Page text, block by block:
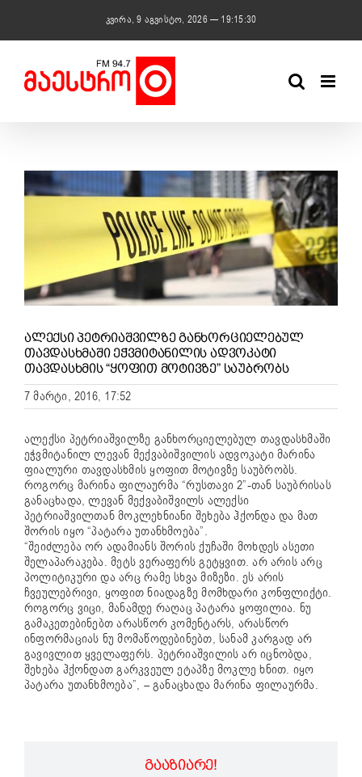
content
კვირა, 9 აგვისტო, 2026 — 19:15:30
View
Larger
ᲐᲚᲔᲥᲡᲘ ᲞᲔᲢᲠᲘᲐᲨᲕᲘᲚᲖᲔ ᲒᲐᲜᲮᲝᲠᲪᲘᲔᲚᲔᲑᲣᲚ
ᲗᲐᲕᲓᲐᲡᲮᲛᲐᲨᲘ ᲔᲭᲕᲛᲘᲢᲐᲜᲘᲚᲘᲡ ᲐᲓᲕᲝᲙᲐᲢᲘ
ᲗᲐᲕᲓᲐᲡᲮᲛᲘᲡ “ᲧᲝᲤᲘᲗ ᲛᲝᲢᲘᲕᲖᲔ” ᲡᲐᲣᲑᲠᲝᲑᲡ
7 მარტი, 2016, 17:52
ალექსი პეტრიაშვილზე განხორციელებულ თავდასხმაში
ეჭვმიტანილ ლევან მექვაბიშვილის ადვოკატი მარინა
ფიალური თავდასხმის ყოფით მოტივზე საუბრობს.
როგორც მარინა ფილაურმა “რუსთავი 2”-თან საუბრისას
განაცხადა, ლევან მექვაბიშვილს ალექსი
პეტრიაშვილთან მოკლეხნიანი შეხება ჰქონდა და მათ
შორის იყო “პატარა უთანხმოება”.
“შეიძლება ორ ადამიანს შორის ქუჩაში მოხდეს ასეთი
შელაპარაკება. მეტს ვერაფერს გეტყვით. არ არის არც
პოლიტიკური და არც რამე სხვა მიზეზი. ეს არის
ჩვეულებრივი, ყოფით ნიადაგზე მომხდარი კონფლიქტი.
როგორც ვიცი, მანამდე რაღაც პატარა ყოფილია. ნუ
გამაკეთებინებთ არასწორ კომენტარს, არასწორ
ინფორმაციას ნუ მომაწოდებინებთ, სანამ კარგად არ
გავივლით ყველაფერს. პეტრიაშვილის არ იცნობდა,
შეხება ჰქონდათ გარკვეულ ეტაპზე მოკლე ხნით. იყო
პატარა უთანხმოება”, – განაცხადა მარინა ფილაურმა.
ᲒᲐᲐᲖᲘᲐᲠᲔ!